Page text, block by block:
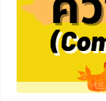
มอบให้ท้าวดาห
เนื้อหาส่วนหนึ่ง
เปรียบว่าตนเป็
จึงจะขอสู่ขอพ
+2